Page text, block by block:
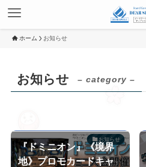
ホーム お知らせ
お知らせ – category –
お知らせ
『ドミニオン』《境界
地》プロモカードキャ